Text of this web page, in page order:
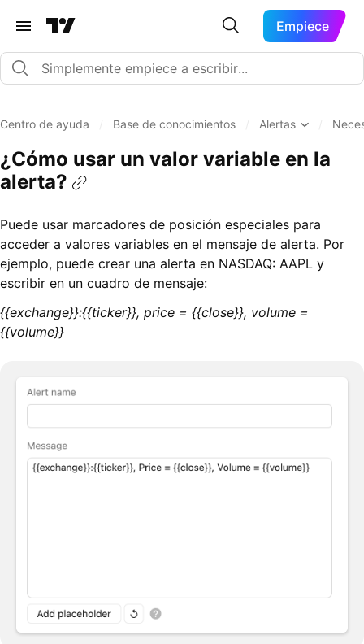
Empiece
Centro de ayuda Base de conocimientos Alertas
¿Cómo usar un valor variable en la
alerta?
Puede usar marcadores de posición especiales para
acceder a valores variables en el mensaje de alerta. Por
ejemplo, puede crear una alerta en NASDAQ: AAPL y
escribir en un cuadro de mensaje:
{{exchange}}:{{ticker}}, price = {{close}}, volume =
{{volume}}